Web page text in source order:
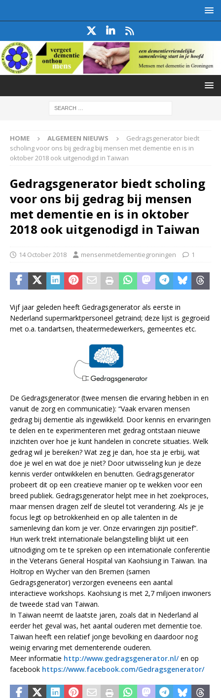
HOME ALGEMEEN NIEUWS
Gedragsgenerator biedt
scholing voor ons bij gedrag bij mensen met dementie en is in
oktober 2018 ook uitgenodigd in Taiwan
Gedragsgenerator biedt scholing
voor ons bij gedrag bij mensen
met dementie en is in oktober
2018 ook uitgenodigd in Taiwan
14 October 2018 mensenmetdementiegroningen 1
Vijf jaar geleden heeft Gedragsgenerator als eerste in
Nederland supermarktpersoneel getraind; deze lijst is gegroeid
met o.a. tandartsen, theatermedewerkers, gemeentes etc.
De Gedragsgenerator (twee mensen die ervaring hebben in en
vanuit de zorg en communicatie): “Vaak ervaren mensen
gedrag bij dementie als ingewikkeld. Door kennis en ervaringen
te delen en te experimenteren met gedrag ontstaan nieuwe
inzichten over hoe je kunt handelen in concrete situaties. Welk
gedrag wil je bereiken? Wat zeg je dan, hoe sta je erbij, wat
doe je wel en wat doe je niet? Door uitwisseling kun je deze
kennis verder ontwikkelen en benutten. Gedragsgenerator
probeert dit op een creatieve manier op te wekken voor een
breed publiek. Gedragsgenerator helpt mee in het zoekproces,
maar mensen dragen zelf de sleutel tot verandering. Als je je
focus legt op betrokkenheid en op alle talenten in de
samenleving dan kom je ver. Onze ervaringen zijn positief”.
Hun werk trekt internationale belangstelling blijkt uit een
uitnodiging om te te spreken op een internationale conferentie
in the Veterans General Hospital van Kaohsiung in Taiwan. Ina
Holtrop en Wycher van den Bremen (samen
Gedragsgenerator) verzorgen eveneens een aantal
interactieve workshops. Kaohsiung is met 2,7 miljoen inwoners
de tweede stad van Taiwan.
In Taiwan neemt de laatste jaren, zoals dat in Nederland al
eerder het geval was, het aantal ouderen met dementie toe.
Taiwan heeft een relatief jonge bevolking en daardoor nog
weinig ervaring met dementerende ouderen.
Meer informatie http://www.gedragsgenerator.nl/en op
facebook https://www.facebook.com/Gedragsgenerator/